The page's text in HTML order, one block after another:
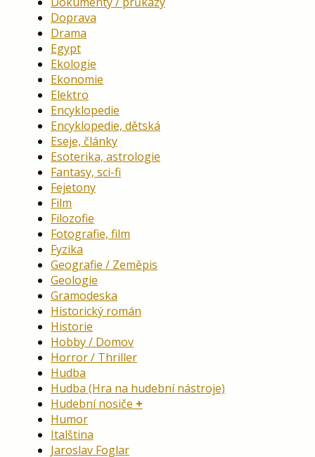
Doprava
Drama
Egypt
Ekologie
Ekonomie
Elektro
Encyklopedie
Encyklopedie, dětská
Eseje, články
Esoterika, astrologie
Fantasy, sci-fi
Fejetony
Film
Filozofie
Fotografie, film
Fyzika
Geografie / Zeměpis
Geologie
Gramodeska
Historický román
Historie
Hobby / Domov
Horror / Thriller
Hudba
Hudba (Hra na hudební nástroje)
Hudební nosiče
Humor
Italština
Jaroslav Foglar